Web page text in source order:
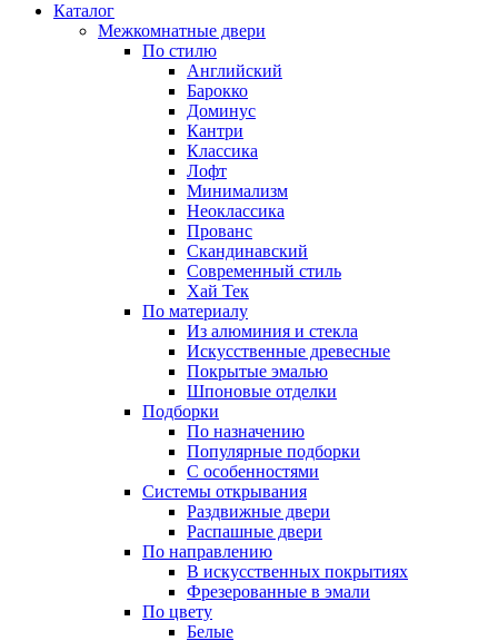
Каталог
Межкомнатные двери
По стилю
Английский
Барокко
Доминус
Кантри
Классика
Лофт
Минимализм
Неоклассика
Прованс
Скандинавский
Современный стиль
Хай Тек
По материалу
Из алюминия и стекла
Искусственные древесные
Покрытые эмалью
Шпоновые отделки
Подборки
По назначению
Популярные подборки
С особенностями
Системы открывания
Раздвижные двери
Распашные двери
По направлению
В искусственных покрытиях
Фрезерованные в эмали
По цвету
Белые